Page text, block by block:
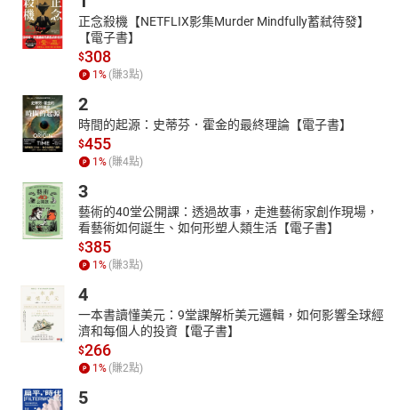
率、容積率、開挖深、道路寬與樓高限制、建造行為等）供參考。
名師詳解並附圖表呈現，期能藉由圖表更快速的學習、吸收，在考
試時能發揮實力，金榜題名。
正念殺機【NETFLIX影集Murder Mindfully蓄弒待發】
【電子書】
$308
1 % (賺3點)
2
時間的起源：史蒂芬．霍金的最終理論【電子書】
$455
1 % (賺4點)
3
藝術的40堂公開課：透過故事，走進藝術家創作現場，
看藝術如何誕生、如何形塑人類生活【電子書】
$385
1 % (賺3點)
4
一本書讀懂美元：9堂課解析美元邏輯，如何影響全球經
濟和每個人的投資【電子書】
$266
1 % (賺2點)
5